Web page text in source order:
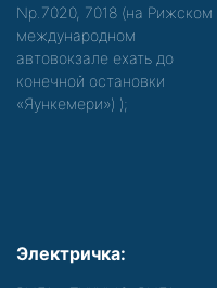
Nр.7020, 7018 (на Рижском
международном
автовокзале ехать до
конечной остановки
«Яункемери») );
Электричка: